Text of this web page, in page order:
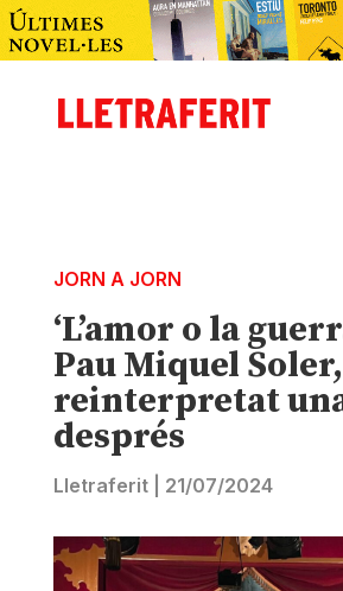
JORN A JORN
‘L’amor o la
Pau Miquel Soler,
reinterpretat
després
Lletraferit| 21/07/2024